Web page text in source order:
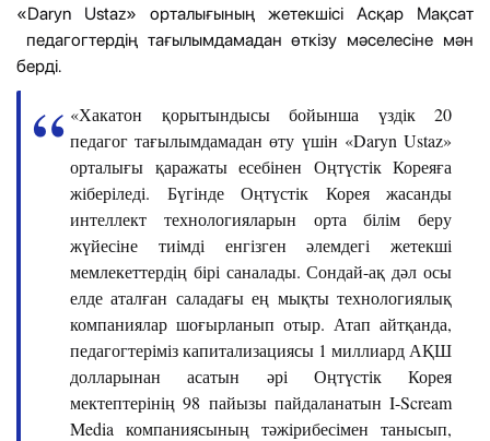
«Daryn Ustaz» орталығының жетекшісі Асқар Мақсат
педагогтердің тағылымдамадан өткізу мәселесіне мән
берді.
«Хакатон қорытындысы бойынша үздік 20
педагог тағылымдамадан өту үшін «Daryn Ustaz»
орталығы қаражаты есебінен Оңтүстік Кореяға
жіберіледі. Бүгінде Оңтүстік Корея жасанды
интеллект технологияларын орта білім беру
жүйесіне тиімді енгізген әлемдегі жетекші
мемлекеттердің бірі саналады. Сондай-ақ дәл осы
елде аталған саладағы ең мықты технологиялық
компаниялар шоғырланып отыр. Атап айтқанда,
педагогтеріміз капитализациясы 1 миллиард АҚШ
долларынан асатын әрі Оңтүстік Корея
мектептерінің 98 пайызы пайдаланатын I-Scream
Media компаниясының тәжірибесімен танысып,